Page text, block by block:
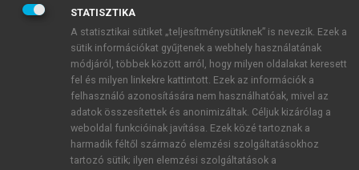
BELÉPÉS SAJÁT FIÓKKAL
ÚJ FIÓK LÉTREHOZÁSA
1 óra díjmentes hozzáférés
E-MAIL-CÍM
STATISZTIKA
A statisztikai sütiket „teljesítménysütiknek” is nevezik. Ezek a
sütik információkat gyűjtenek a webhely használatának
módjáról, többek között arról, hogy milyen oldalakat keresett
fel és milyen linkekre kattintott. Ezek az információk a
felhasználó azonosítására nem használhatóak, mivel az
adatok összesítettek és anonimizáltak. Céljuk kizárólag a
weboldal funkcióinak javítása. Ezek közé tartoznak a
harmadik féltől származó elemzési szolgáltatásokhoz
tartozó sütik; ilyen elemzési szolgáltatások a